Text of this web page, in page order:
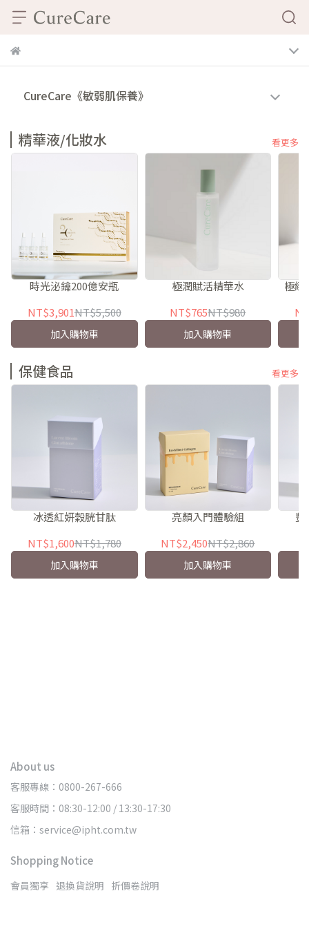
CureCare《敏弱肌保養》
精華液/化妝水 看更多
時光泌鑰200億安瓶
NT$3,901NT$5,500
加入購物車
極潤賦活精華水
NT$765NT$980
加入購物車
極緻
保健食品 看更多
冰透紅妍穀胱甘肽
NT$1,600NT$1,780
加入購物車
亮顏入門體驗組
NT$2,450NT$2,860
加入購物車
豐
About us
客服專線：0800-267-666
客服時間：08:30-12:00 / 13:30-17:30
信箱：service@ipht.com.tw
Shopping Notice
會員獨享 退換貨說明 折價卷說明